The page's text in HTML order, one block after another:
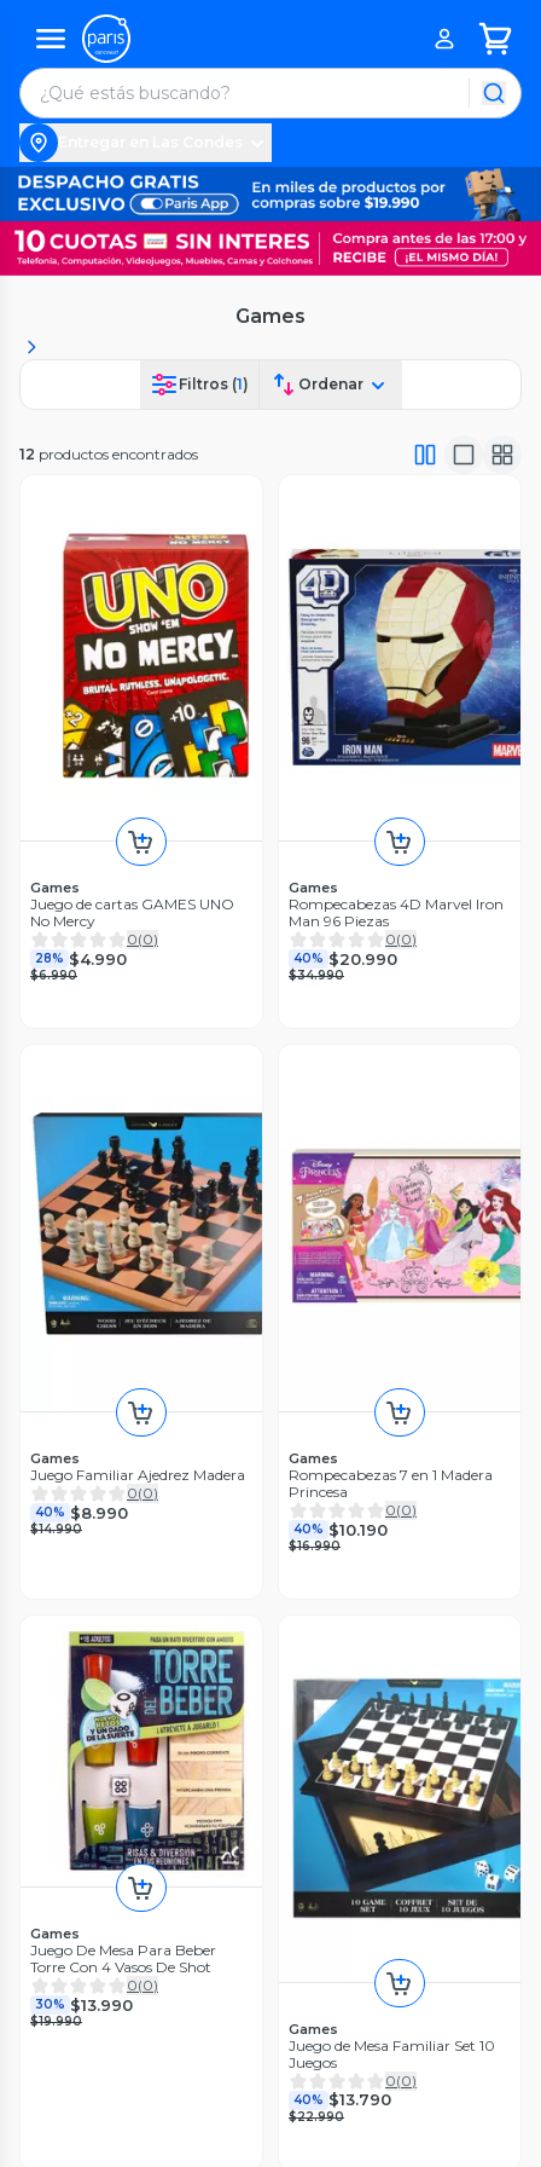
Games
Filtros (1) Ordenar
12 productos encontrados
Games
Juego de cartas GAMES UNO
No Mercy
0(0)
28% $4.990
$6.990
Games
Rompecabezas 4D Marvel Iron
Man 96 Piezas
0(0)
40% $20.990
$34.990
Games
Juego Familiar Ajedrez Madera
0(0)
40% $8.990
$14.990
Games
Rompecabezas 7 en 1 Madera
Princesa
0(0)
40% $10.190
$16.990
Games
Juego De Mesa Para Beber
Torre Con 4 Vasos De Shot
0(0)
30% $13.990
$19.990 Games
Juego de Mesa Familiar Set 10
Juegos
0(0)
40% $13.790
$22.990